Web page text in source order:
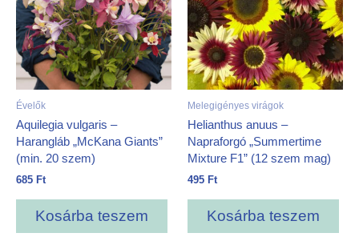
Évelők
Aquilegia vulgaris –
Harangláb „McKana Giants”
(min. 20 szem)
685 Ft
Kosárba teszem
Melegigényes virágok
Helianthus anuus –
Napraforgó „Summertime
Mixture F1” (12 szem mag)
495 Ft
Kosárba teszem